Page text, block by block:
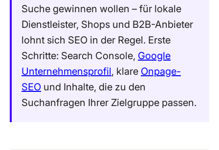
Suche gewinnen wollen – für lokale
Dienstleister, Shops und B2B-Anbieter
lohnt sich SEO in der Regel. Erste
Schritte: Search Console, Google
Unternehmensprofil, klare Onpage-
SEO und Inhalte, die zu den
Suchanfragen Ihrer Zielgruppe passen.